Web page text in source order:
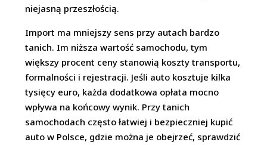
niejasną przeszłością.
Import ma mniejszy sens przy autach bardzo
tanich. Im niższa wartość samochodu, tym
większy procent ceny stanowią koszty transportu,
formalności i rejestracji. Jeśli auto kosztuje kilka
tysięcy euro, każda dodatkowa opłata mocno
wpływa na końcowy wynik. Przy tanich
samochodach często łatwiej i bezpieczniej kupić
auto w Polsce, gdzie można je obejrzeć, sprawdzić